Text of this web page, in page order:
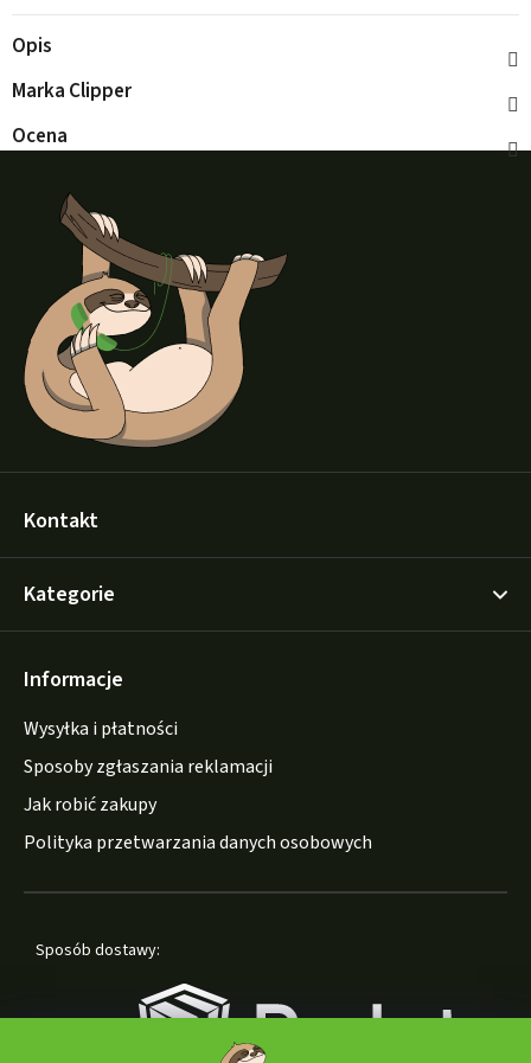
Opis
Marka Clipper
Ocena
S
Kontakt
Kategorie
Informacje
Wysyłka i płatności
Sposoby zgłaszania reklamacji
Jak robić zakupy
Polityka przetwarzania danych osobowych
Sposób dostawy: